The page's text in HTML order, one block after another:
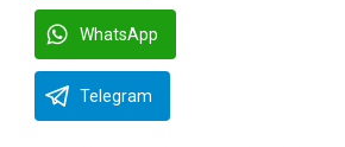
WhatsApp
Telegram